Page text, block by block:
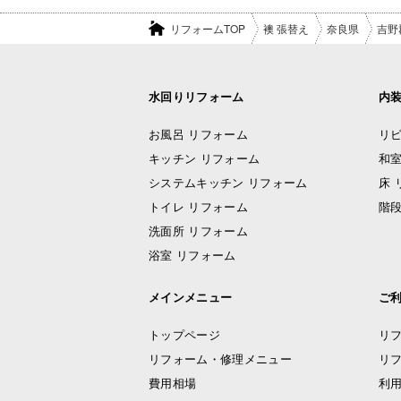
リフォームTOP 襖 張替え 奈良県 吉野
水回りリフォーム
お風呂 リフォーム
キッチン リフォーム
システムキッチン リフォーム
トイレ リフォーム
洗面所 リフォーム
浴室 リフォーム
内
リ
和
床
階
メインメニュー
トップページ
リフォーム・修理メニュー
費用相場
ご
リ
リ
利